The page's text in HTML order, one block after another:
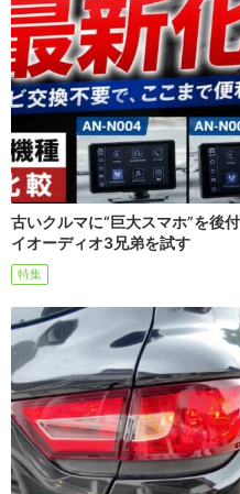
古いクルマに“巨大スマホ”を後
イオーディオ3兄弟を試す
特集